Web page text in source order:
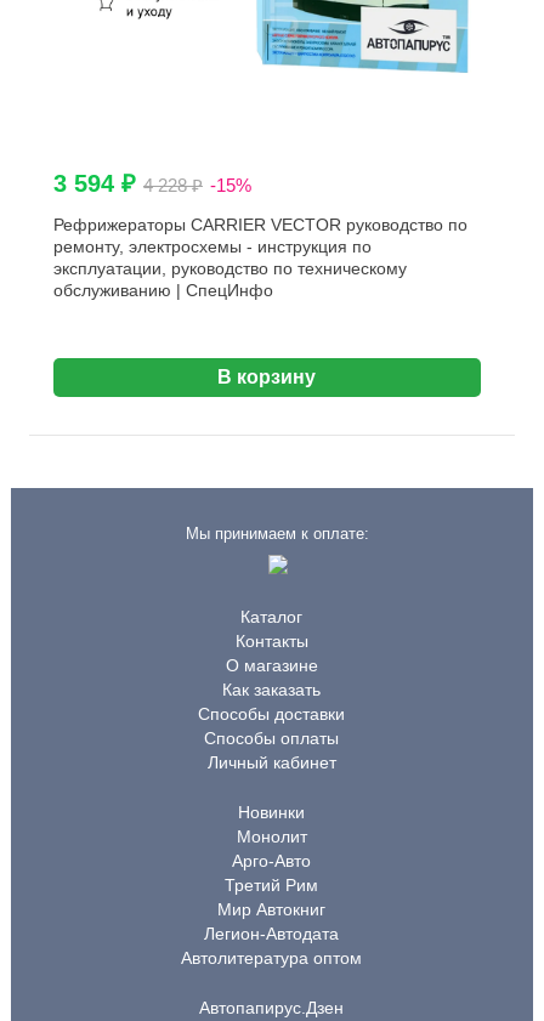
3 594 ₽ 4 228 ₽ -15%
Рефрижераторы CARRIER VECTOR руководство по
ремонту, электросхемы - инструкция по
эксплуатации, руководство по техническому
обслуживанию | СпецИнфо
В корзину
Мы принимаем к оплате:
Каталог
Контакты
О магазине
Как заказать
Способы доставки
Способы оплаты
Личный кабинет
Новинки
Монолит
Арго-Авто
Третий Рим
Мир Автокниг
Легион-Автодата
Автолитература оптом
Автопапирус.Дзен